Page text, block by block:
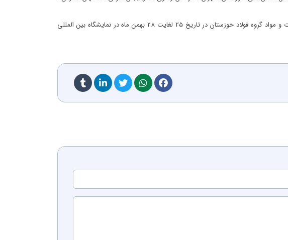
رحیم جلیلی مدیرعامل شرکت نمایشگاه بین المللی خوزستان گفت سومین نمایشگاه تخصصی بومی سازی قطعات و تجهیزات و مواد گروه فولاد خوزستان در تاریخ 25 لغایت 28 بهمن ماه در نمایشگاه بین المللی